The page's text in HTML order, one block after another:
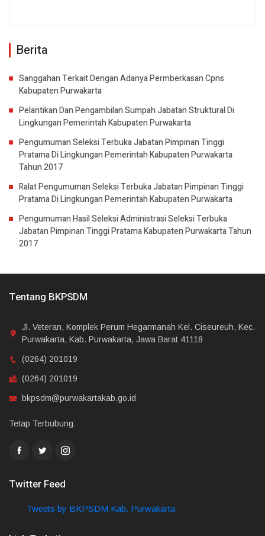
Berita
Sanggahan Terkait Dengan Adanya Permberkasan Cpns
Kabupaten Purwakarta
Pelantikan Dan Pengambilan Sumpah Jabatan Struktural Di
Lingkungan Pemerintah Kabupaten Purwakarta
Pengumuman Seleksi Terbuka Jabatan Pimpinan Tinggi
Pratama Di Lingkungan Pemerintah Kabupaten Purwakarta
Tahun 2017
Ralat Pengumuman Seleksi Terbuka Jabatan Pimpinan Tinggi
Pratama Di Lingkungan Pemerintah Kabupaten Purwakarta
Pengumuman Hasil Seleksi Administrasi Seleksi Terbuka
Jabatan Pimpinan Tinggi Pratama Kabupaten Purwakarta Tahun
2017
Tentang BKPSDM
Jl. Veteran, Komplek Perum Hegarmanah Kel. Ciseureuh, Kec.
Purwakarta, Kab. Purwakarta, Jawa Barat 41118
(0264) 201019
(0264) 201019
bkpsdm@purwakartakab.go.id
Tetap Terbubung:
Twitter Feed
Tweets by BKPSDM Kab. Purwakarta